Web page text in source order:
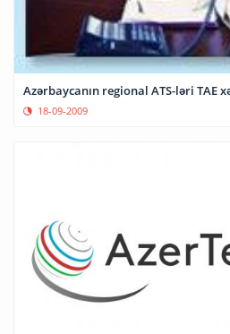
Azərbaycanın regional ATS-ləri TAE
18-09-2009